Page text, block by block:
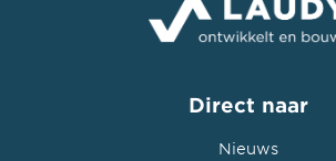
Direct naar
Nieuws